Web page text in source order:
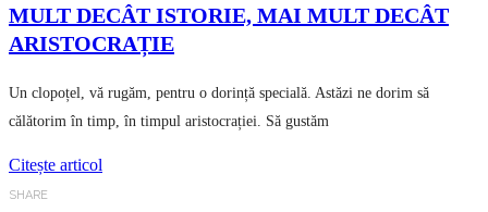
MULT DECÂT ISTORIE, MAI MULT DECÂT
ARISTOCRAȚIE
Un clopoțel, vă rugăm, pentru o dorință specială. Astăzi ne dorim să
călătorim în timp, în timpul aristocrației. Să gustăm
Citește articol
SHARE